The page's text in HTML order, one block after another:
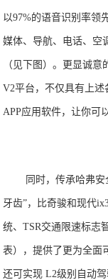
以97%的语音识别率领
媒体、导航、电话、空
（见下图）。更显诚
V2平台，不仅具有上述
APP应用软件，让你可
同时，传承哈弗
牙齿”，比奇骏和现代
统、TSR交通限速标志
表），提供了更为全面
还可实现 L2级别自动